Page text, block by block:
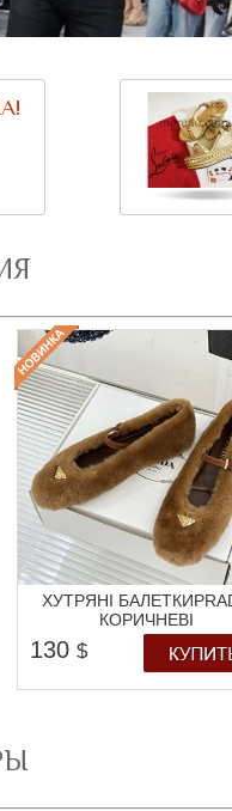
ХУТРЯНІ
КОРИЧНЕВІ
130 $